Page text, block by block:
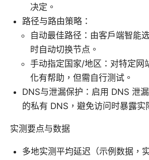
决定。
路径与路由策略：
自动最佳路径：由客户端智能
时自动切换节点。
手动指定国家/地区：对特定网
化有帮助，但需自行测试。
DNS与泄漏保护：启用 DNS 泄
的私有 DNS，避免访问时暴露实
实测要点与数据
多地实测平均延迟（示例数据，